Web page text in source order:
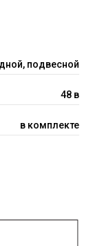
подвесной
48 в
в комплекте